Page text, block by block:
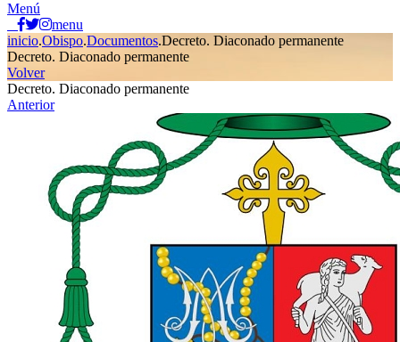
Menú
menu
inicio.Obispo.Documentos.Decreto. Diaconado permanente
Decreto. Diaconado permanente
Volver
Decreto. Diaconado permanente
Anterior